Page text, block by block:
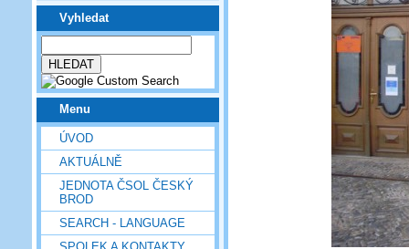
Vyhledat
Menu
ÚVOD
AKTUÁLNĚ
JEDNOTA ČSOL ČESKÝ
BROD
SEARCH - LANGUAGE